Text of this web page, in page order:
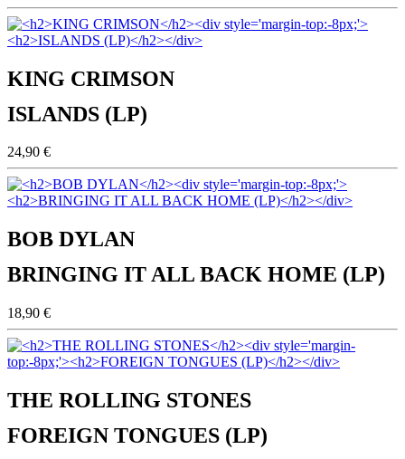
KING CRIMSON
ISLANDS (LP)
24,90 €
BOB DYLAN
BRINGING IT ALL BACK HOME (LP)
18,90 €
THE ROLLING STONES
FOREIGN TONGUES (LP)